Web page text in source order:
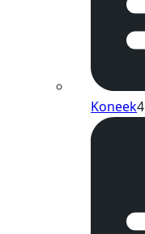
Koneek4